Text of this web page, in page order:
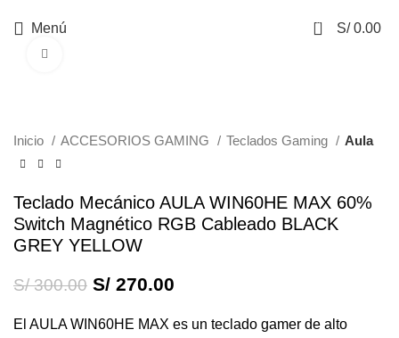
Menú 0 S/0.00
Inicio ACCESORIOS GAMING Teclados Gaming Aula
Teclado Mecánico AULA WIN60HE MAX 60%
Switch Magnético RGB Cableado BLACK
GREY YELLOW
S/300.00 S/ 270.00
El AULA WIN60HE MAX es un teclado gamer de alto